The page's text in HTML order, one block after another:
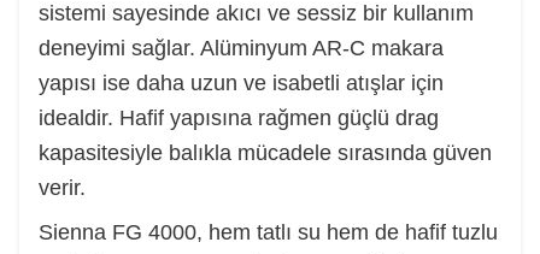
sistemi sayesinde akıcı ve sessiz bir kullanım
deneyimi sağlar. Alüminyum AR-C makara
yapısı ise daha uzun ve isabetli atışlar için
idealdir. Hafif yapısına rağmen güçlü drag
kapasitesiyle balıkla mücadele sırasında güven
verir.
Sienna FG 4000, hem tatlı su hem de hafif tuzlu